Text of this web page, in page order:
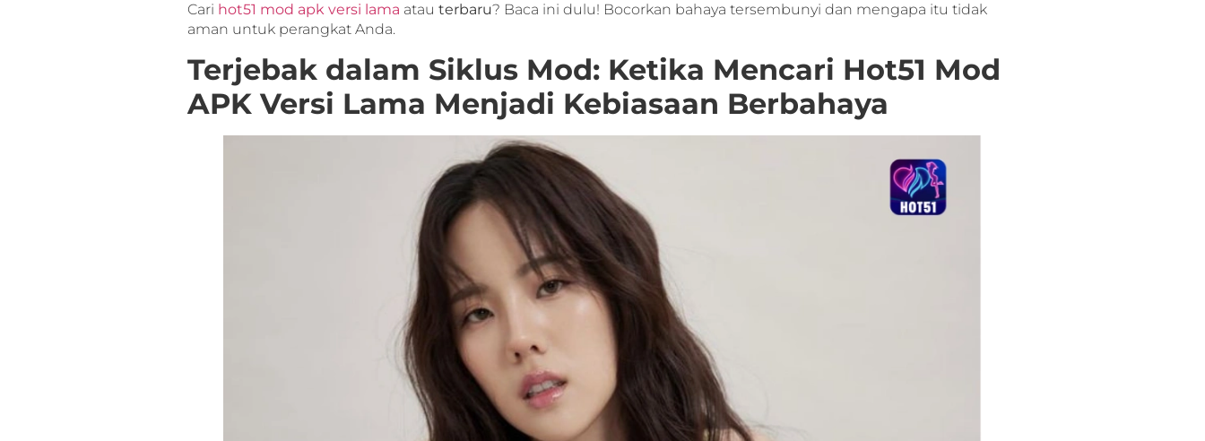
Cari hot51 mod apk versi lama atau terbaru? Baca ini dulu! Bocorkan bahaya tersembunyi dan mengapa itu tidak
aman untuk perangkat Anda.
Terjebak dalam Siklus Mod: Ketika Mencari Hot51 Mod
APK Versi Lama Menjadi Kebiasaan Berbahaya